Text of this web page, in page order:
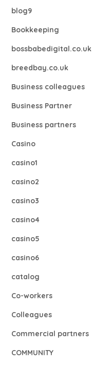
blog9
Bookkeeping
bossbabedigital.co.uk
breedbay.co.uk
Business colleagues
Business Partner
Business partners
Casino
casino1
casino2
casino3
casino4
casino5
casino6
catalog
Co-workers
Colleagues
Commercial partners
COMMUNITY